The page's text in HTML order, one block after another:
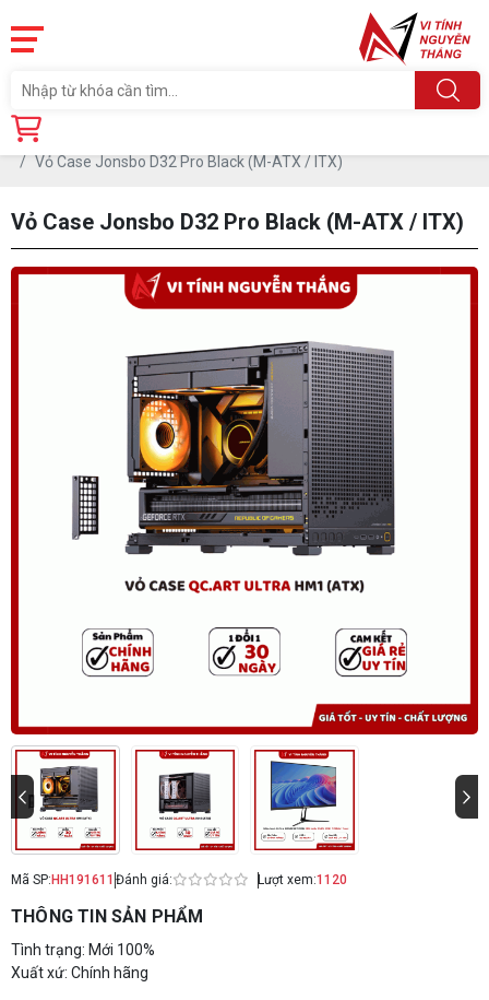
Trang chủ
Vỏ Case Jonsbo D32 Pro Black (M-ATX / ITX)
Vỏ Case Jonsbo D32 Pro Black (M-ATX / ITX)
Mã SP: HH191611 Đánh giá: Lượt xem:1120
THÔNG TIN SẢN PHẨM
Tình trạng: Mới 100%
Xuất xứ: Chính hãng